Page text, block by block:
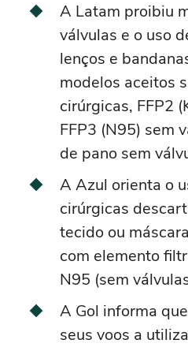
A Latam proibiu
válvulas e o uso
lenços e
modelos aceitos
cirúrgicas, FFP2
FFP3 (N95) sem
de pano sem
A Azul orienta o
cirúrgicas
tecido ou
com elemento
N95 (sem
A Gol informa
seus voos a